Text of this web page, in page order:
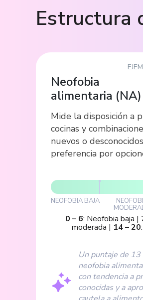
Estructura
Neofobia
alimentaria (NA)
Mide la disposición a
cocinas y
nuevos o
preferencia por
NEOFOBIA BAJA
0 – 6: Neofobia baja |
moderada | 14–20:
Un puntaje de
neofobia
con tendencia a
conocidas y a